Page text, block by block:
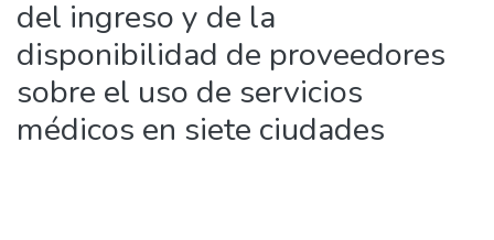
del ingreso y de la
disponibilidad de proveedores
sobre el uso de servicios
médicos en siete ciudades